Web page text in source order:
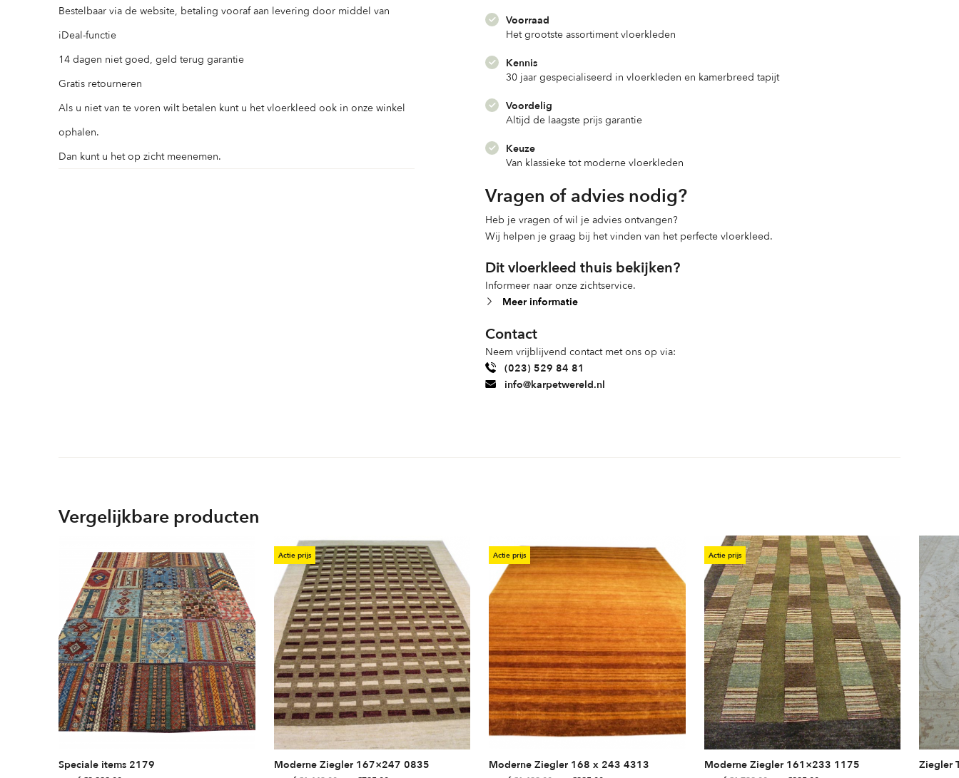
Bestelbaar via de website, betaling vooraf aan levering door middel van
iDeal-functie
14 dagen niet goed, geld terug garantie
Gratis retourneren
Als u niet van te voren wilt betalen kunt u het vloerkleed ook in onze winkel
ophalen.
Dan kunt u het op zicht meenemen.
Voorraad
Het grootste assortiment vloerkleden
Kennis
30 jaar gespecialiseerd in vloerkleden en kamerbreed tapijt
Voordelig
Altijd de laagste prijs garantie
Keuze
Van klassieke tot moderne vloerkleden
Vragen of advies nodig?
Heb je vragen of wil je advies ontvangen?
Wij helpen je graag bij het vinden van het perfecte vloerkleed.
Dit vloerkleed thuis bekijken?
Informeer naar onze zichtservice.
Meer informatie
Contact
Neem vrijblijvend contact met ons op via:
(023) 529 84 81
info@karpetwereld.nl
Vergelijkbare producten
Speciale items 2179
Actie prijs
Moderne Ziegler 167×247 0835
Actie prijs
Moderne Ziegler 168 x 243 4313
Actie prijs
Moderne Ziegler 161×233 1175 Ziegler